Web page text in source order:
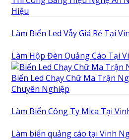
Hiệu
Làm Biển Led Vẫy Giá Rẻ Tại
Làm Hộp Đèn Quảng Cáo Tại
Biển Led Chạy Chữ Ma Trận
Chuyên Nghiệp
Làm Biển Công Ty Mica Tại
Làm biển quảng cáo tại Vinh